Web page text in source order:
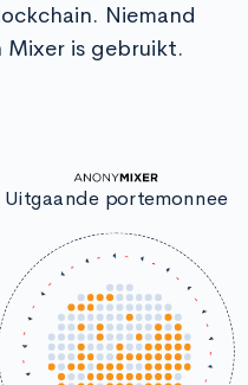
Niemand
Mixer is gebruikt.
Uitgaande portemonnee